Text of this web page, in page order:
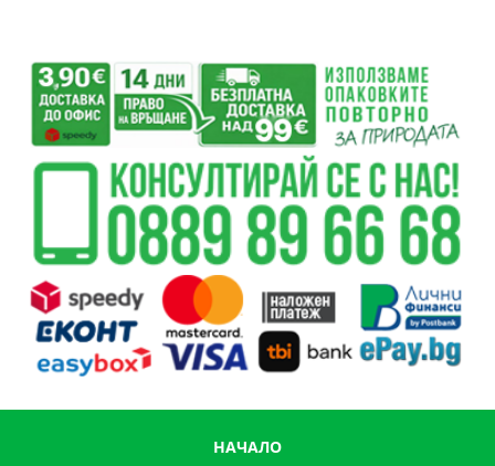
НАЧАЛО